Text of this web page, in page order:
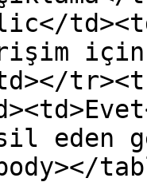
eden